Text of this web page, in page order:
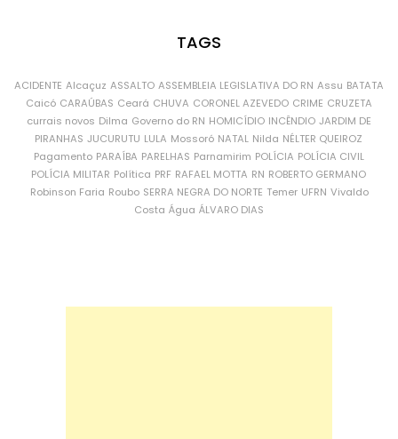
TAGS
ACIDENTE Alcaçuz ASSALTO ASSEMBLEIA LEGISLATIVA DO RN Assu BATATA
Caicó CARAÚBAS Ceará CHUVA CORONEL AZEVEDO CRIME CRUZETA
currais novos Dilma Governo do RN HOMICÍDIO INCÊNDIO JARDIM DE
PIRANHAS JUCURUTU LULA Mossoró NATAL Nilda NÉLTER QUEIROZ
Pagamento PARAÍBA PARELHAS Parnamirim POLÍCIA POLÍCIA CIVIL
POLÍCIA MILITAR Política PRF RAFAEL MOTTA RN ROBERTO GERMANO
Robinson Faria Roubo SERRA NEGRA DO NORTE Temer UFRN Vivaldo
Costa Água ÁLVARO DIAS